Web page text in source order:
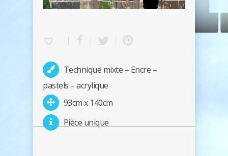
Technique mixte – Encre –
pastels – acrylique
93cm x 140cm
Pièce unique